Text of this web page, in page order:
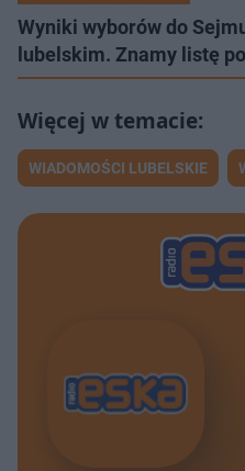
Wyniki wyborów do
lubelskim. Znamy listę
WIADOMOŚCI LUBELSKIE